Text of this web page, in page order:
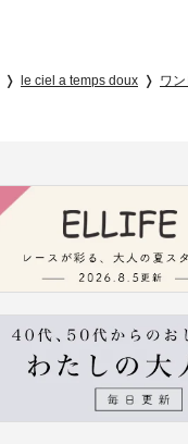
le ciel a temps doux ワ